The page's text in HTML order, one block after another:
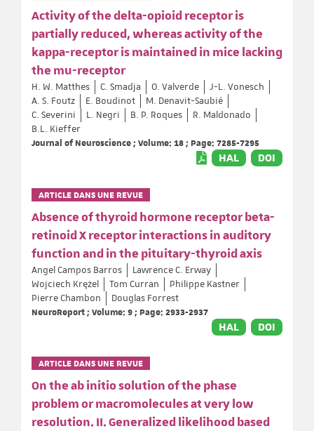
Activity of the delta-opioid receptor is
partially reduced, whereas activity of the
kappa-receptor is maintained in mice lacking
the mu-receptor
H. W. Matthes C. Smadja O. Valverde
J-L. Vonesch
A. S. Foutz
E. Boudinot
M. Denavit-Saubié
C. Severini
L. Negri B. P. Roques
R. Maldonado
B.L. Kieffer
Journal of Neuroscience ; Volume: 18 ; Page: 7285-7295
HAL DOI
ARTICLE DANS UNE REVUE
Absence of thyroid hormone receptor beta-
retinoid X receptor interactions in auditory
function and in the pituitary-thyroid axis
Angel Campos Barros
Lawrence C. Erway
Wojciech Krężel
Tom Curran
Philippe Kastner
Pierre Chambon
Douglas Forrest
NeuroReport ; Volume: 9 ; Page: 2933-2937
HAL DOI
ARTICLE DANS UNE REVUE
On the ab initio solution of the phase
problem or macromolecules at very low
resolution. II. Generalized likelihood based